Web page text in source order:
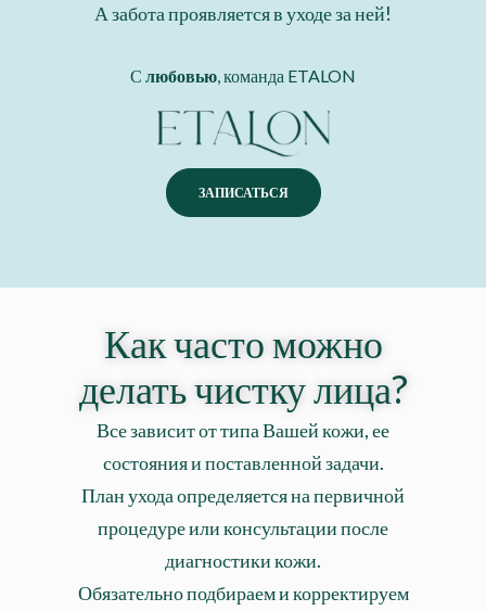
А забота проявляется в уходе за ней!
С любовью, команда ETALON
ЗАПИСАТЬСЯ
Как часто можно
делать чистку лица?
Все зависит от типа Вашей кожи, ее
состояния и поставленной задачи.
План ухода определяется на первичной
процедуре или консультации после
диагностики кожи.
Обязательно подбираем и корректируем